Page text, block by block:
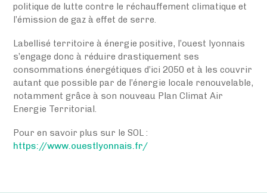
politique de lutte contre le réchauffement climatique et
l’émission de gaz à effet de serre.
Labellisé territoire à énergie positive, l’ouest lyonnais
s’engage donc à réduire drastiquement ses
consommations énergétiques d’ici 2050 et à les couvrir
autant que possible par de l’énergie locale renouvelable,
notamment grâce à son nouveau Plan Climat Air
Energie Territorial.
Pour en savoir plus sur le SOL :
https://www.ouestlyonnais.fr/